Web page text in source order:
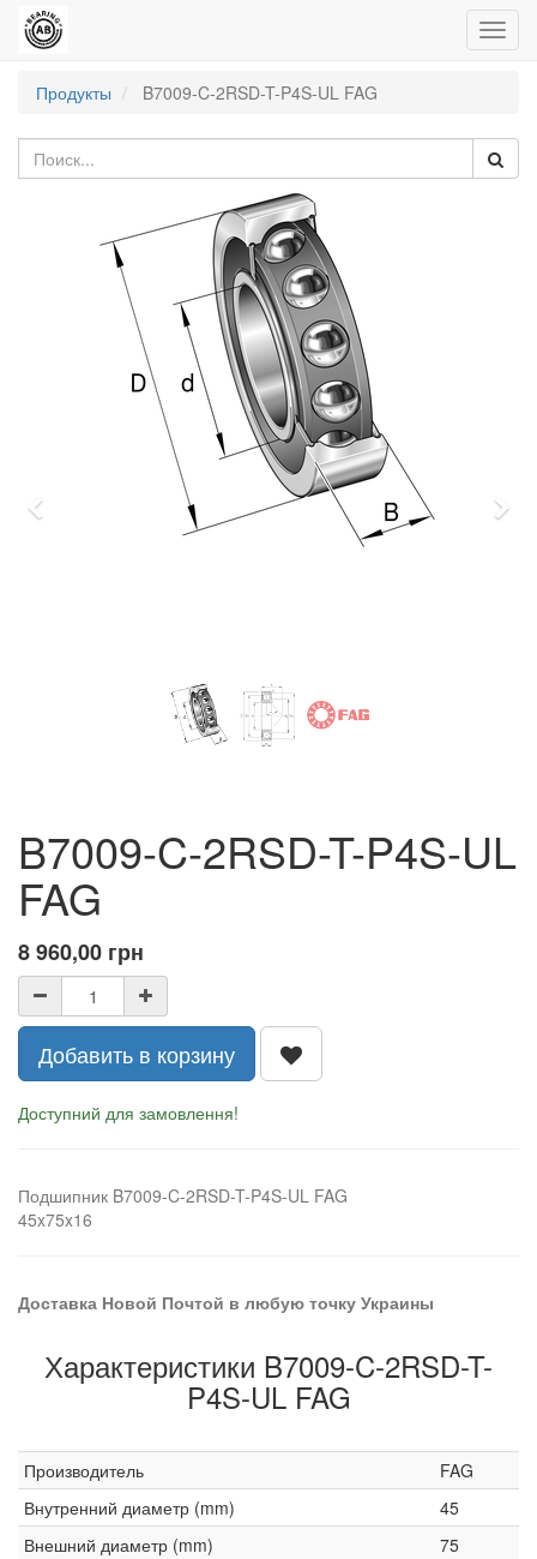
Продукты
B7009-C-2RSD-T-P4S-UL FAG
B7009-C-2RSD-T-P4S-UL
FAG
8 960,00 грн
Добавить в корзину
Доступний для замовлення!
Подшипник B7009-C-2RSD-T-P4S-UL FAG
45x75x16
Доставка Новой Почтой в любую точку Украины
Характеристики B7009-C-2RSD-T-
P4S-UL FAG
Производитель
FAG
Внутренний диаметр (mm)
45
Внешний диаметр (mm)
75